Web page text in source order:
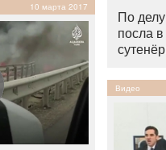
10 марта 2017
По
посла
Видео